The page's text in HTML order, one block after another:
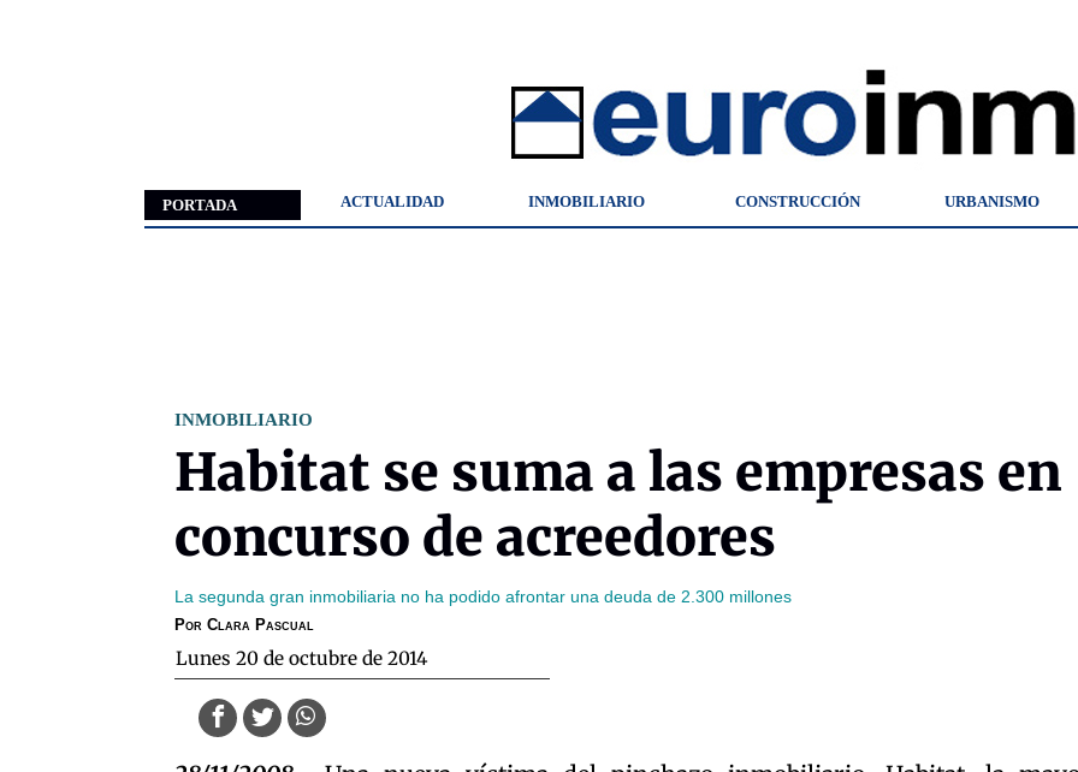
PORTADA ACTUALIDAD INMOBILIARIO CONSTRUCCIÓN URBANISMO
INMOBILIARIO
Habitat se suma a las empresas en
concurso de acreedores
La segunda gran inmobiliaria no ha podido afrontar una deuda de 2.300 millones
Por Clara Pascual
lunes 20 de octubre de 2014